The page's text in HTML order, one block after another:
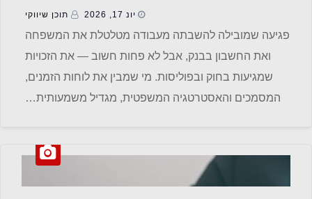
יונ 17, 2026 תוכן שיווקי
פגיעה שמובילה להשבתה מעבודה מטלטלת את המשפחה
ואת החשבון בבנק, אבל לא פחות חשוב — את הזכויות
שמגיעות בחוק ובפוליסות. מי שמבין את לוחות הזמנים,
המסמכים והאסטרטגיה המשפטית, מגדיל משמעותית…